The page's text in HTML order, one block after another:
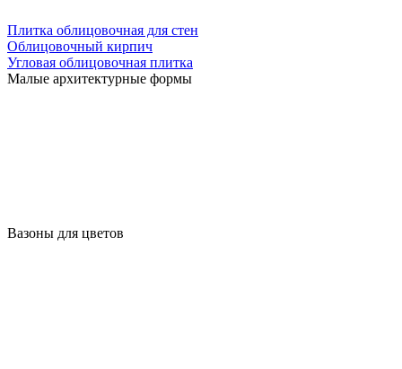
Плитка облицовочная для стен
Облицовочный кирпич
Угловая облицовочная плитка
Малые архитектурные формы
Вазоны для цветов